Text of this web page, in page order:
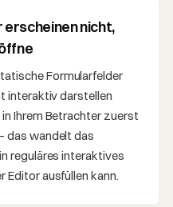
nicht,
Formularfelder
interaktiv darstellen
Ihrem Betrachter zuerst
das wandelt das
reguläres interaktives
Editor ausfüllen kann.